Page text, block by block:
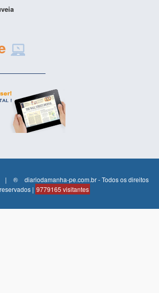
| ®
diariodamanha-pe.com.br - Todos os direitos
reservados | 9779165 visitantes